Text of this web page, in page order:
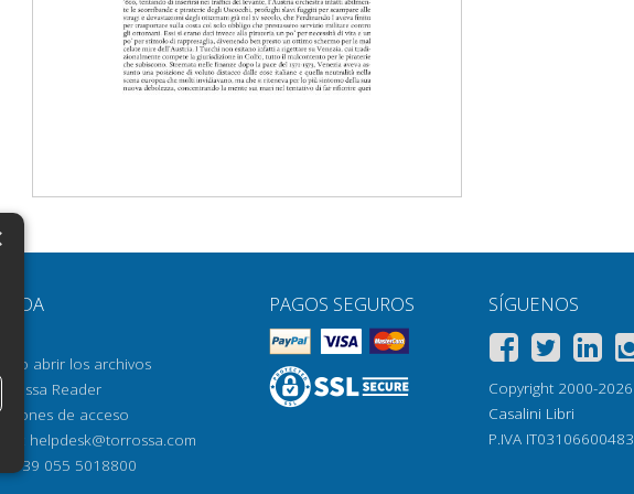
AYUDA
abrir los archivos
Reader
de acceso
helpdesk@torrossa.com
+39 055 5018800
PAGOS SEGUROS SÍGUENOS
Copyright 2000-2026
Casalini Libri
P.IVA IT03106600483